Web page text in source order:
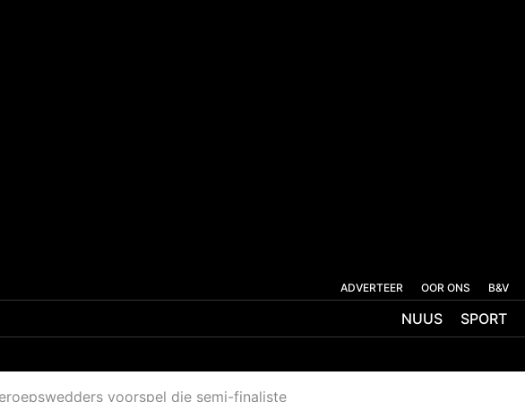
ADVERTEER OOR ONS B&V
NUUS SPORT
voorspel die semi-finaliste